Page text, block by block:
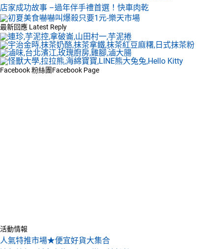
店家成功故事 –過年伴手禮首選！快車肉乾
最新回應 Latest Reply
Facebook 粉絲團Facebook Page
活動情報
人氣特推市場★便宜好貨大集合